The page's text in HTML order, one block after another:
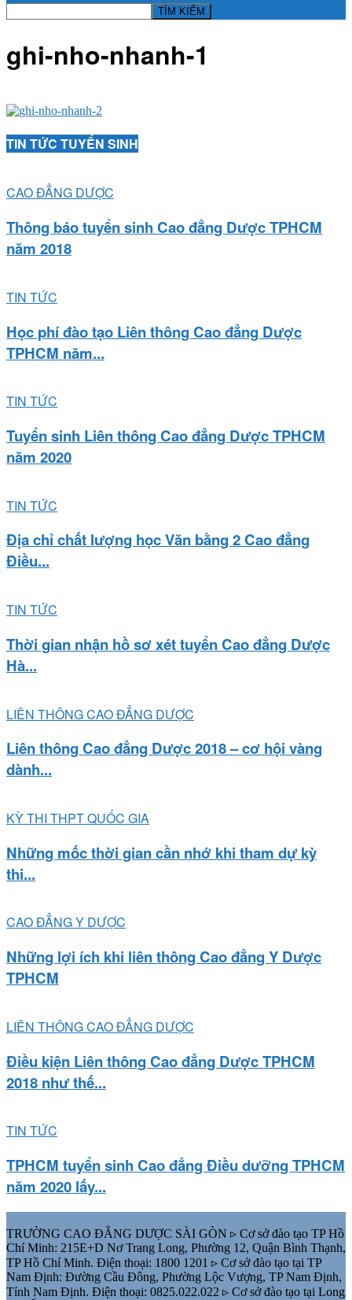
ghi-nho-nhanh-1
TIN TỨC TUYỂN SINH
CAO ĐẲNG DƯỢC
Thông báo tuyển sinh Cao đẳng Dược TPHCM
năm 2018
TIN TỨC
Học phí đào tạo Liên thông Cao đẳng Dược
TPHCM năm...
TIN TỨC
Tuyển sinh Liên thông Cao đẳng Dược TPHCM
năm 2020
TIN TỨC
Địa chỉ chất lượng học Văn bằng 2 Cao đẳng
Điều...
TIN TỨC
Thời gian nhận hồ sơ xét tuyển Cao đẳng Dược
Hà...
LIÊN THÔNG CAO ĐẲNG DƯỢC
Liên thông Cao đẳng Dược 2018 – cơ hội vàng
dành...
KỲ THI THPT QUỐC GIA
Những mốc thời gian cần nhớ khi tham dự kỳ
thi...
CAO ĐẲNG Y DƯỢC
Những lợi ích khi liên thông Cao đẳng Y Dược
TPHCM
LIÊN THÔNG CAO ĐẲNG DƯỢC
Điều kiện Liên thông Cao đẳng Dược TPHCM
2018 như thế...
TIN TỨC
TPHCM tuyển sinh Cao đẳng Điều dưỡng TPHCM
năm 2020 lấy...
TRƯỜNG CAO ĐẲNG DƯỢC SÀI GÒN ▹ Cơ sở đào tạo TP Hồ
Chí Minh: 215E+D Nơ Trang Long, Phường 12, Quận Bình Thạnh,
TP Hồ Chí Minh. Điện thoại: 1800 1201 ▹ Cơ sở đào tạo tại TP
Nam Định: Đường Cầu Đông, Phường Lộc Vượng, TP Nam Định,
Tỉnh Nam Định. Điện thoại: 0825.022.022 ▹ Cơ sở đào tạo tại Long